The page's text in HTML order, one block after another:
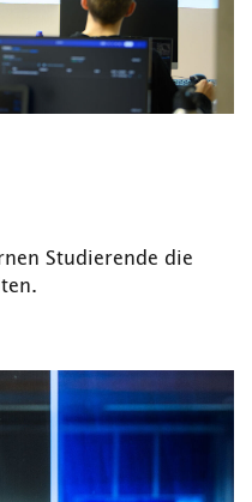
Studierende die